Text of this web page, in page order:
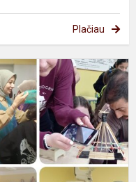
Plačiau